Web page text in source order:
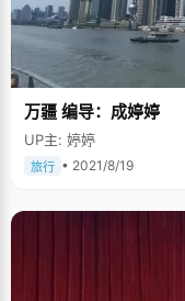
万疆 编导：成婷婷
UP主: 婷婷
旅行 • 2021/8/19